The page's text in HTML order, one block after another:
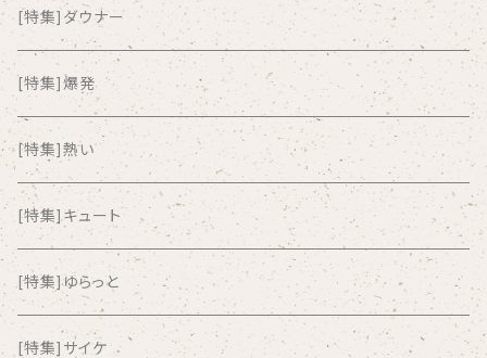
all about paradise
ALL ITEM 10 TIMES
Amia Calva
Amsterdamned
ANYO
And Summer Club
[特集]ダウナー
[特集]爆発
[特集]熱い
[特集]キュート
[特集]ゆらっと
[特集]サイケ